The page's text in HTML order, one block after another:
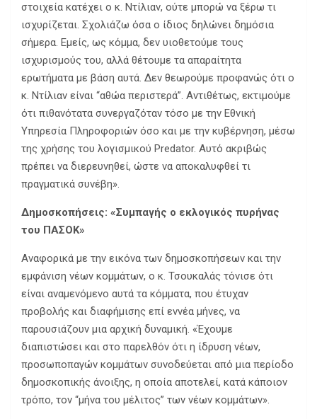
στοιχεία κατέχει ο κ. Ντίλιαν, ούτε μπορώ να ξέρω τι
ισχυρίζεται. Σχολιάζω όσα ο ίδιος δηλώνει δημόσια
σήμερα. Εμείς, ως κόμμα, δεν υιοθετούμε τους
ισχυρισμούς του, αλλά θέτουμε τα απαραίτητα
ερωτήματα με βάση αυτά. Δεν θεωρούμε προφανώς ότι ο
κ. Ντίλιαν είναι “αθώα περιστερά”. Αντιθέτως, εκτιμούμε
ότι πιθανότατα συνεργαζόταν τόσο με την Εθνική
Υπηρεσία Πληροφοριών όσο και με την κυβέρνηση, μέσω
της χρήσης του λογισμικού Predator. Αυτό ακριβώς
πρέπει να διερευνηθεί, ώστε να αποκαλυφθεί τι
πραγματικά συνέβη».
Δημοσκοπήσεις: «Συμπαγής ο εκλογικός πυρήνας
του ΠΑΣΟΚ»
Αναφορικά με την εικόνα των δημοσκοπήσεων και την
εμφάνιση νέων κομμάτων, ο κ. Τσουκαλάς τόνισε ότι
είναι αναμενόμενο αυτά τα κόμματα, που έτυχαν
προβολής και διαφήμισης επί εννέα μήνες, να
παρουσιάζουν μια αρχική δυναμική. «Έχουμε
διαπιστώσει και στο παρελθόν ότι η ίδρυση νέων,
προσωποπαγών κομμάτων συνοδεύεται από μια περίοδο
δημοσκοπικής άνοιξης, η οποία αποτελεί, κατά κάποιον
τρόπο, τον “μήνα του μέλιτος” των νέων κομμάτων».